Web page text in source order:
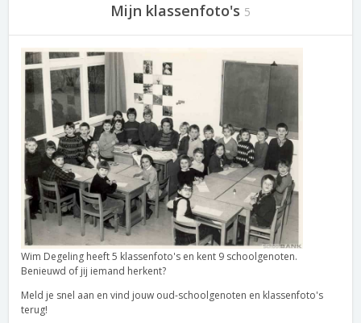
Mijn klassenfoto's 5
Wim Degeling heeft 5 klassenfoto's en kent 9 schoolgenoten.
Benieuwd of jij iemand herkent?
Meld je snel aan en vind jouw oud-schoolgenoten en klassenfoto's
terug!